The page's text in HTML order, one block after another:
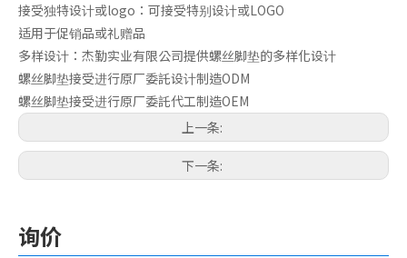
防震脚垫 橡胶迫紧
接受独特设计或logo：可接受特别设计或LOGO
适用于促销品或礼赠品
多样设计：杰勤实业有限公司提供螺丝脚垫的多样化设计
螺丝脚垫接受进行原厂委託设计制造ODM
螺丝脚垫接受进行原厂委託代工制造OEM
上一条:
下一条:
询价